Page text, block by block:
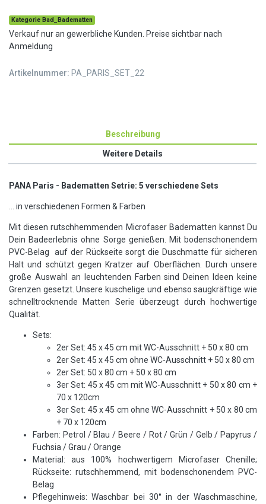
Kategorie Bad_Badematten
Verkauf nur an gewerbliche Kunden. Preise sichtbar nach
Anmeldung
Artikelnummer: PA_PARIS_SET_22
Beschreibung
Weitere Details
PANA Paris - Badematten Setrie: 5 verschiedene Sets
... in verschiedenen Formen & Farben
Mit diesen rutschhemmenden Microfaser Badematten kannst Du
Dein Badeerlebnis ohne Sorge genießen. Mit bodenschonendem
PVC-Belag auf der Rückseite sorgt die Duschmatte für sicheren
Halt und schützt gegen Kratzer auf Oberflächen. Durch unsere
große Auswahl an leuchtenden Farben sind Deinen Ideen keine
Grenzen gesetzt. Unsere kuschelige und ebenso saugkräftige wie
schnelltrocknende Matten Serie überzeugt durch hochwertige
Qualität.
Sets:
2er Set: 45 x 45 cm mit WC-Ausschnitt + 50 x 80 cm
2er Set: 45 x 45 cm ohne WC-Ausschnitt + 50 x 80 cm
2er Set: 50 x 80 cm + 50 x 80 cm
3er Set: 45 x 45 cm mit WC-Ausschnitt + 50 x 80 cm +
70 x 120cm
3er Set: 45 x 45 cm ohne WC-Ausschnitt + 50 x 80 cm
+ 70 x 120cm
Farben: Petrol / Blau / Beere / Rot / Grün / Gelb / Papyrus /
Fuchsia / Grau / Orange
Material: aus 100% hochwertigem Microfaser Chenille;
Rückseite: rutschhemmend, mit bodenschonendem PVC-
Belag
Pflegehinweis: Waschbar bei 30° in der Waschmaschine,